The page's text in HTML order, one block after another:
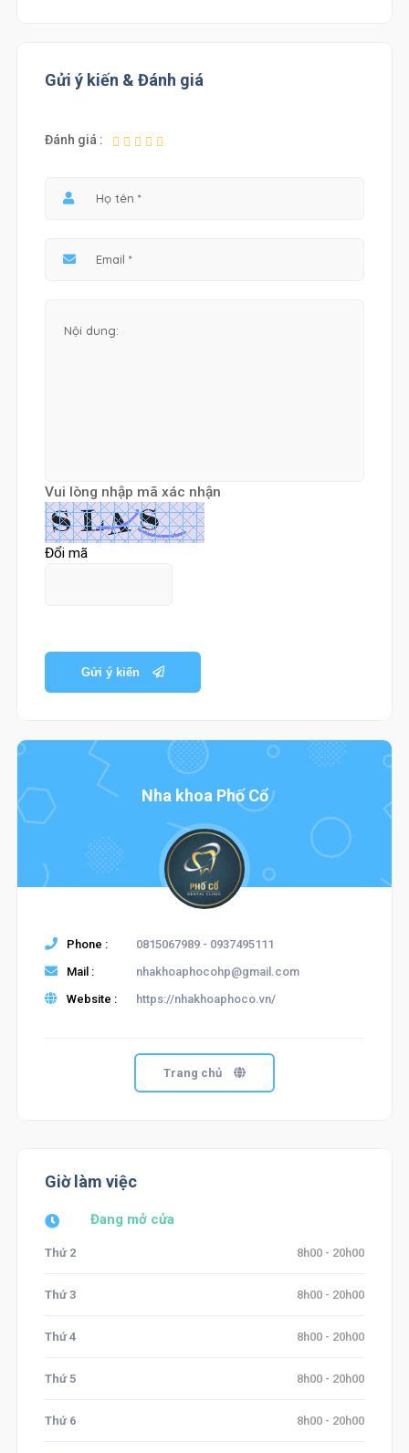
Gửi ý kiến & Đánh giá
Đánh giá :
Vui lòng nhập mã xác nhận
Đổi mã
Gửi ý kiến
Nha khoa Phố Cổ
Phone :
0815067989 - 0937495111
Mail :
nhakhoaphocohp@gmail.com
Website :
https://nhakhoaphoco.vn/
Trang chủ
Giờ làm việc
Đang mở cửa
Thứ 2 8h00 - 20h00
Thứ 3 8h00 - 20h00
Thứ 4 8h00 - 20h00
Thứ 5 8h00 - 20h00
Thứ 6 8h00 - 20h00